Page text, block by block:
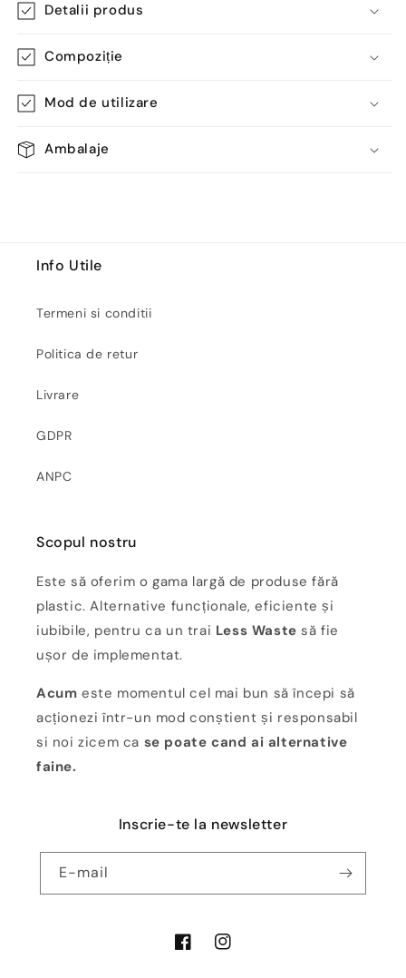
Detalii produs
Compoziție
Mod de utilizare
Ambalaje
Info Utile
Termeni si conditii
Politica de retur
Livrare
GDPR
ANPC
Scopul nostru
Este să oferim o gama largă de produse fără
plastic. Alternative funcționale, eficiente și
iubibile, pentru ca un trai Less Waste să fie
ușor de implementat.
Acum este momentul cel mai bun să începi să
acționezi într-un mod conștient și responsabil
si noi zicem ca se poate cand ai alternative
faine.
Inscrie-te la newsletter
E-mail
FacebookInstagram